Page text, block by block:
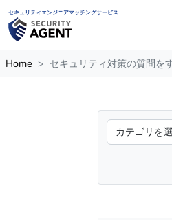
セキュリティエンジニアマッチングサービス
Home セキュリティ対策の質問を